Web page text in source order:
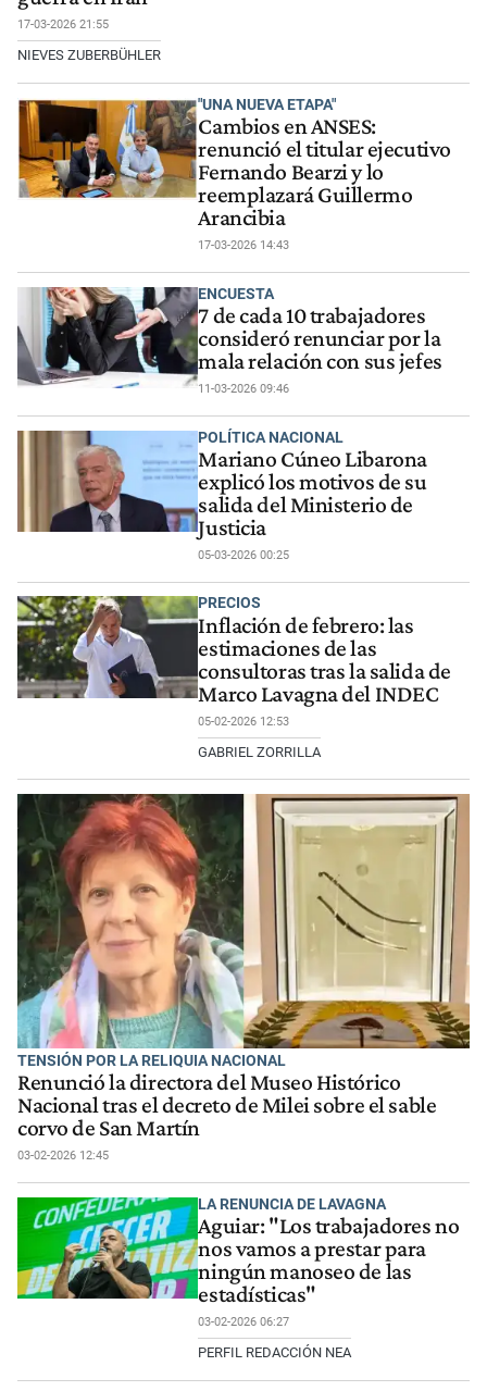
17-03-2026 21:55
NIEVES ZUBERBÜHLER
"UNA NUEVA ETAPA"
Cambios en ANSES:
renunció el titular ejecutivo
Fernando Bearzi y lo
reemplazará Guillermo
Arancibia
17-03-2026 14:43
ENCUESTA
7 de cada 10 trabajadores
consideró renunciar por la
mala relación con sus jefes
11-03-2026 09:46
POLÍTICA NACIONAL
Mariano Cúneo Libarona
explicó los motivos de su
salida del Ministerio de
Justicia
05-03-2026 00:25
PRECIOS
Inflación de febrero: las
estimaciones de las
consultoras tras la salida de
Marco Lavagna del INDEC
05-02-2026 12:53
GABRIEL ZORRILLA
TENSIÓN POR LA RELIQUIA NACIONAL
Renunció la directora del Museo Histórico
Nacional tras el decreto de Milei sobre el sable
corvo de San Martín
03-02-2026 12:45
LA RENUNCIA DE LAVAGNA
Aguiar: "Los trabajadores no
nos vamos a prestar para
ningún manoseo de las
estadísticas"
03-02-2026 06:27
PERFIL REDACCIÓN NEA